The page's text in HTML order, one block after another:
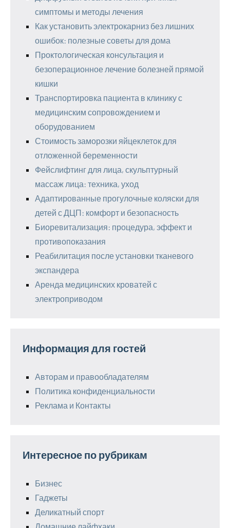
симптомы и методы лечения
Как установить электрокарниз без лишних
ошибок: полезные советы для дома
Проктологическая консультация и
безоперационное лечение болезней прямой
кишки
Транспортировка пациента в клинику с
медицинским сопровождением и
оборудованием
Стоимость заморозки яйцеклеток для
отложенной беременности
Фейслифтинг для лица, скульптурный
массаж лица: техника, уход
Адаптированные прогулочные коляски для
детей с ДЦП: комфорт и безопасность
Биоревитализация: процедура, эффект и
противопоказания
Реабилитация после установки тканевого
экспандера
Аренда медицинских кроватей с
электроприводом
Информация для гостей
Авторам и правообладателям
Политика конфиденциальности
Реклама и Контакты
Интересное по рубрикам
Бизнес
Гаджеты
Деликатный спорт